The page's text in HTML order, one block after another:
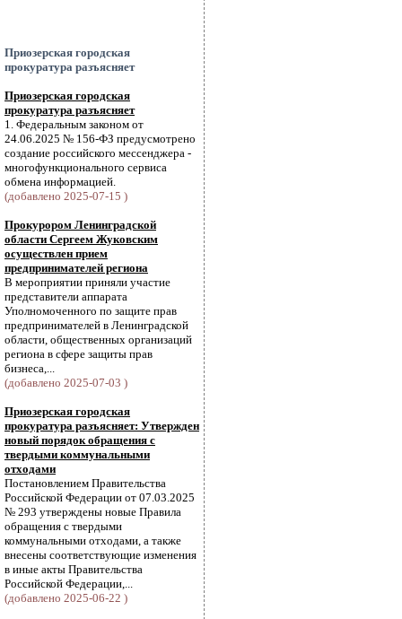
Приозерская городская
прокуратура разъясняет
Приозерская городская
прокуратура разъясняет
1. Федеральным законом от
24.06.2025 № 156-ФЗ предусмотрено
создание российского мессенджера -
многофункционального сервиса
обмена информацией.
(добавлено 2025-07-15 )
Прокурором Ленинградской
области Сергеем Жуковским
осуществлен прием
предпринимателей региона
В мероприятии приняли участие
представители аппарата
Уполномоченного по защите прав
предпринимателей в Ленинградской
области, общественных организаций
региона в сфере защиты прав
бизнеса,...
(добавлено 2025-07-03 )
Приозерская городская
прокуратура разъясняет: Утвержден
новый порядок обращения с
твердыми коммунальными
отходами
Постановлением Правительства
Российской Федерации от 07.03.2025
№ 293 утверждены новые Правила
обращения с твердыми
коммунальными отходами, а также
внесены соответствующие изменения
в иные акты Правительства
Российской Федерации,...
(добавлено 2025-06-22 )